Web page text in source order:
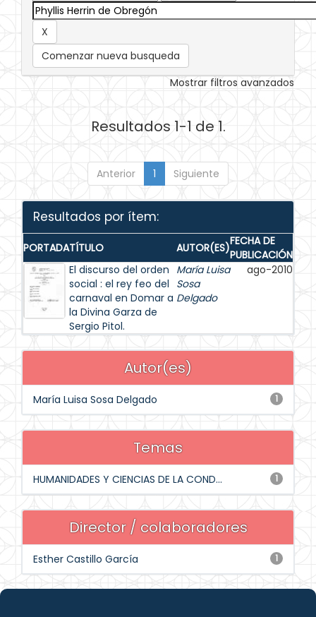
Comenzar nueva busqueda
Mostrar filtros avanzados
Resultados 1-1 de 1.
Anterior 1 Siguiente
Resultados por ítem:
PORTADATÍTULO AUTOR(ES)FECHA DE
PUBLICACIÓN
El discurso del orden
social : el rey feo del
carnaval en Domar a
la Divina Garza de
Sergio Pitol.
María Luisa
Sosa
Delgado
ago-2010
Autor(es)
1
María Luisa Sosa Delgado
Temas
1
HUMANIDADES Y CIENCIAS DE LA COND...
Director / colaboradores
1
Esther Castillo García